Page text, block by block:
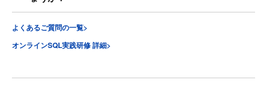
よくあるご質問の一覧>
オンラインSQL実践研修 詳細>